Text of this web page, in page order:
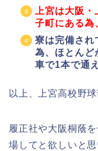
上宮は大阪
子町にある為
寮は完備され
為、ほとんど
車で1本で通
以上、上宮高校野
履正社や大阪桐蔭
場してと欲しいと思